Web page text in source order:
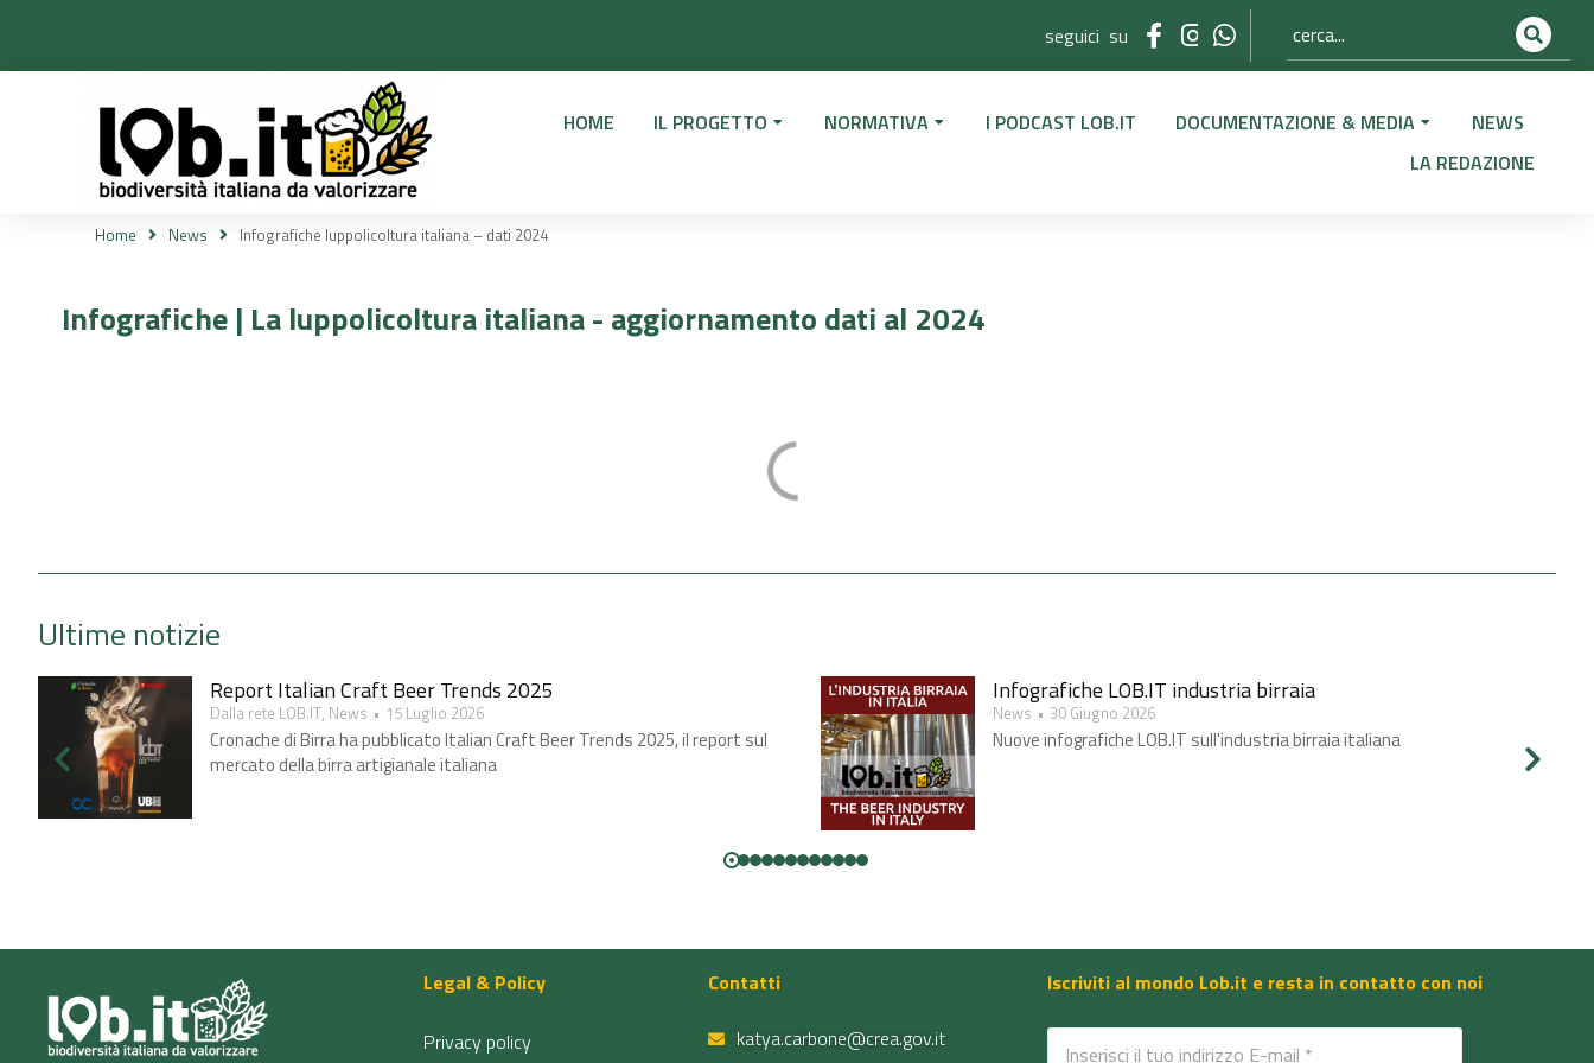
seguici su
HOME IL PROGETTO NORMATIVA I PODCAST LOB.IT DOCUMENTAZIONE & MEDIA
NEWS
LA REDAZIONE
Tu sei qui:
Home News Infografiche luppolicoltura italiana – dati 2024
Infografiche | La luppolicoltura italiana - aggiornamento dati al 2024
Ultime notizie
Report Italian Craft Beer Trends 2025​
Dalla rete LOB.IT, News 15 Luglio 2026
Cronache di Birra ha pubblicato Italian Craft Beer Trends 2025, il report sul
mercato della birra artigianale italiana
Infografiche LOB.IT industria birraia
News 30 Giugno 2026
Nuove infografiche LOB.IT sull'industria birraia italiana
Legal & Policy
Privacy policy
Contatti
katya.carbone@crea.gov.it
Iscriviti al mondo Lob.it e resta in contatto con noi